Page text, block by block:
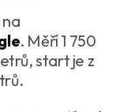
. Měří 1 750
start je z